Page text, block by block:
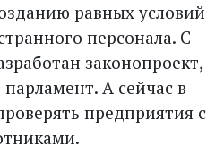
равных условий
персонала. С
законопроект,
А сейчас в
предприятия с